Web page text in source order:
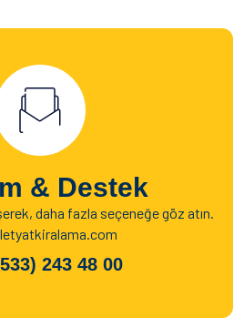
& Destek
daha fazla seçeneğe göz atın.
243 48 00